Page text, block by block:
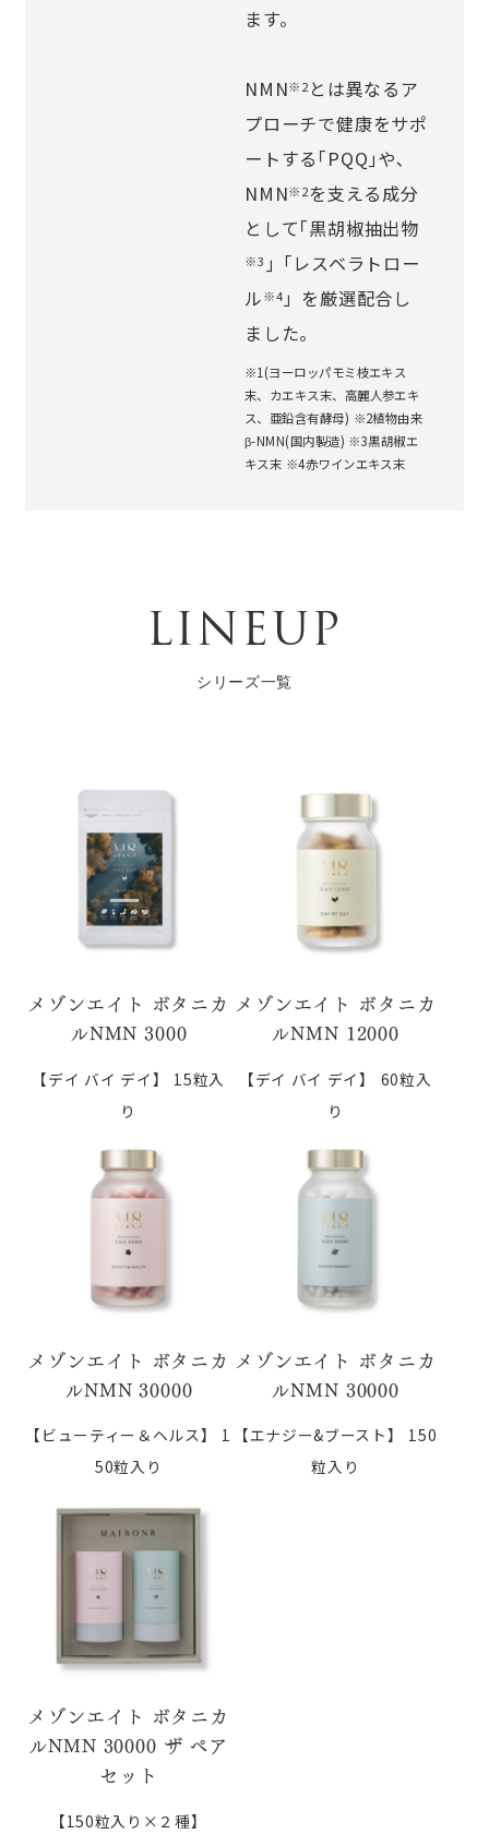
ます。
NMN※2 とは異なるア
プローチで健康をサポ
ートする｢PQQ｣や､
NMN※2を支える成分
として｢黒胡椒抽出物
※3 ｣「レスベラトロー
ル※4 」を厳選配合し
ました。
※1(ヨーロッパモミ枝エキス
末、カエキス末、高麗人参エキ
ス、亜鉛含有酵母) ※2植物由来
β-NMN(国内製造) ※3黒胡椒エ
キス末 ※4赤ワインエキス末
LINEUP
メゾンエイト ボタニカ
ルNMN 3000
【デイ バイ デイ】
15粒入
り
メゾンエイト ボタニカ
ルNMN 12000
【デイ バイ デイ】
60粒入
り
メゾンエイト ボタニカ
ルNMN 30000
【ビューティー＆ヘルス】
1
50粒入り
メゾンエイト ボタニカ
ルNMN 30000
【エナジー&ブースト】
150
粒入り
メゾンエイト ボタニカ
ルNMN 30000 ザ ペア
セット
【150粒入り×２種】